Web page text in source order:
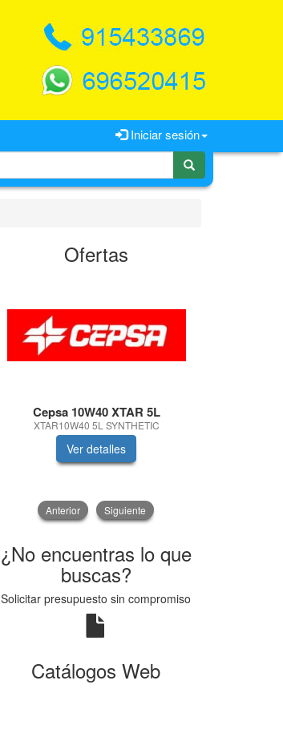
Iniciar sesión
Ofertas
Cepsa 10W40 XTAR 5L
XTAR10W40 5L SYNTHETIC
Ver detalles
Anterior Siguiente
¿No encuentras lo que
buscas?
Solicitar presupuesto sin compromiso
Catálogos Web